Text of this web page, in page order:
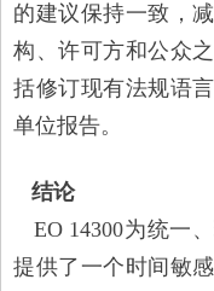
的建议保持一致，
构、许可方和公众
括修订现有法规语
单位报告。
结论
EO 14300为统一
提供了一个时间敏